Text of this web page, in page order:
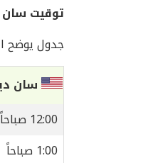
توقيت سان
جدول يوضح
سان
12:00 صباحاً
1:00 صباحاً